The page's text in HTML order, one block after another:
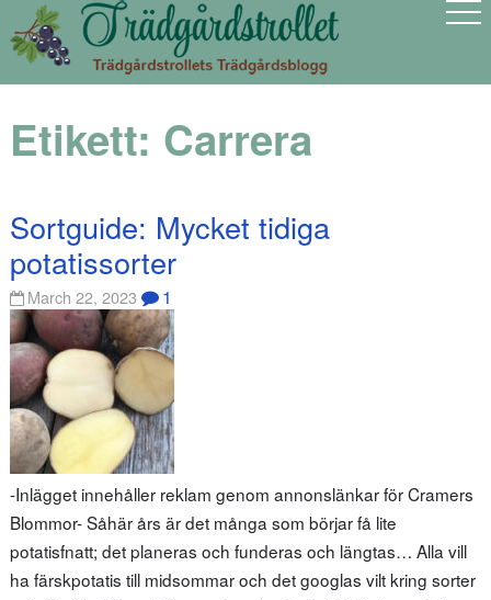
Etikett: Carrera
Sortguide: Mycket tidiga
potatissorter
March 22, 2023 1
-Inlägget innehåller reklam genom annonslänkar för Cramers
Blommor- Såhär års är det många som börjar få lite
potatisfnatt; det planeras och funderas och längtas… Alla vill
ha färskpotatis till midsommar och det googlas vilt kring sorter